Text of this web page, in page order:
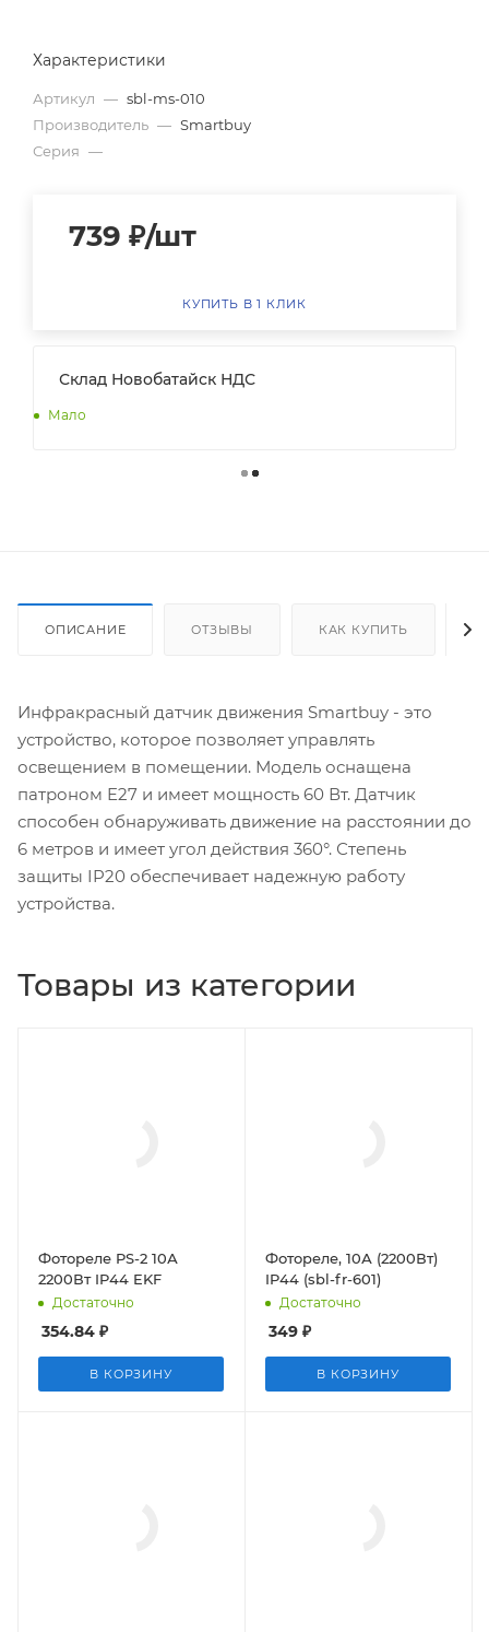
Характеристики
Артикул — sbl-ms-010
Производитель — Smartbuy
Серия —
739 ₽/шт
КУПИТЬ В 1 КЛИК
Склад Новобатайск НДС
Мало
ОПИСАНИЕ ОТЗЫВЫ КАК КУПИТЬ
Инфракрасный датчик движения Smartbuy - это
устройство, которое позволяет управлять
освещением в помещении. Модель оснащена
патроном E27 и имеет мощность 60 Вт. Датчик
способен обнаруживать движение на расстоянии до
6 метров и имеет угол действия 360°. Степень
защиты IP20 обеспечивает надежную работу
устройства.
Товары из категории
Фотореле PS-2 10А
2200Вт IP44 EKF
Достаточно
354.84 ₽
В КОРЗИНУ
Фотореле, 10А (2200Вт)
IP44 (sbl-fr-601)
Достаточно
349 ₽
В КОРЗИНУ